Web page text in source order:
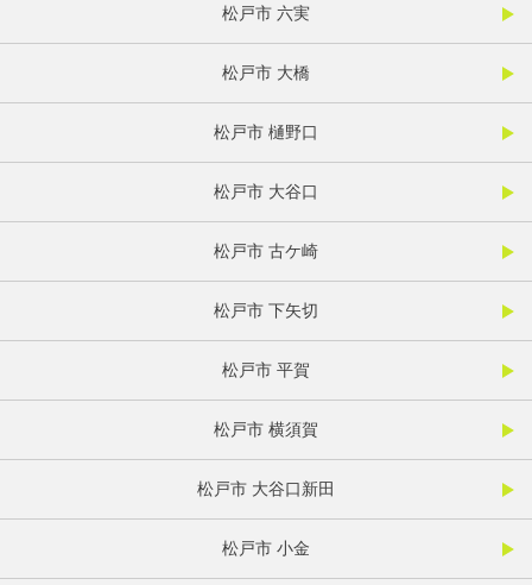
松戸市 六実
松戸市 大橋
松戸市 樋野口
松戸市 大谷口
松戸市 古ケ崎
松戸市 下矢切
松戸市 平賀
松戸市 横須賀
松戸市 大谷口新田
松戸市 小金